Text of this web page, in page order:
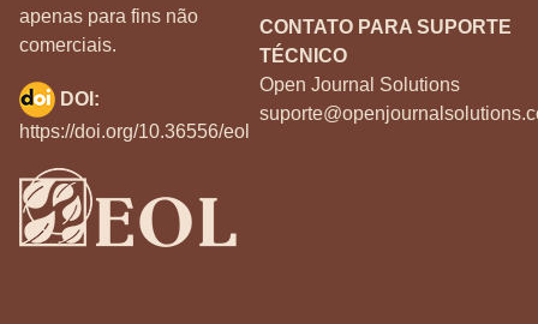
apenas para fins não
comerciais.
CONTATO PARA SUPORTE
TÉCNICO
Open Journal Solutions
DOI:
https://doi.org/10.36556/eol